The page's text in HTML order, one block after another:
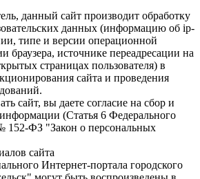
данный сайт производит обработку
данных (информацию об ip-
типе и версии операционной
браузера, источнике переадресации на
страницах пользователя) в
сайта и проведения
сайт, вы даете согласие на сбор и
(Статья 6 Федерального
152-ФЗ "Закон о персональных
сайта
Интернет-портала городского